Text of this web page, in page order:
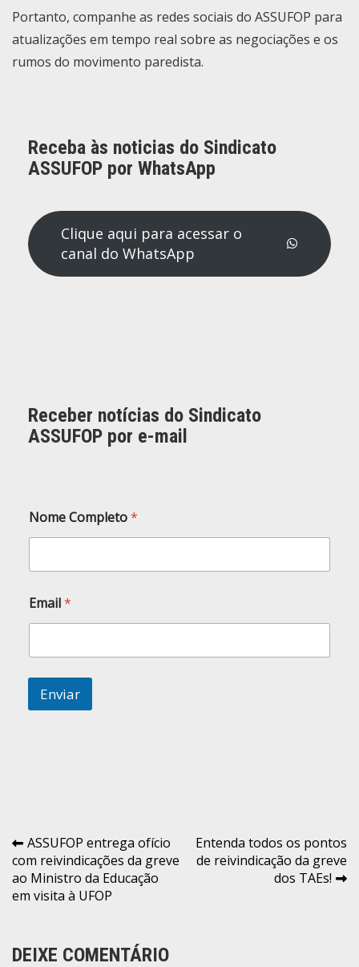
Portanto, companhe as redes sociais do ASSUFOP para
atualizações em tempo real sobre as negociações e os
rumos do movimento paredista.
Receba às noticias do Sindicato
ASSUFOP por WhatsApp
Clique aqui para acessar o
canal do WhatsApp
Receber notícias do Sindicato
ASSUFOP por e-mail
Nome Completo*
o
m
l
t
N
Email*
Enviar
Navegação
de
Post
ASSUFOP entrega ofício
com reivindicações da greve
ao Ministro da Educação
em visita à UFOP
Entenda todos os pontos
de reivindicação da greve
dos TAEs!
DEIXE COMENTÁRIO